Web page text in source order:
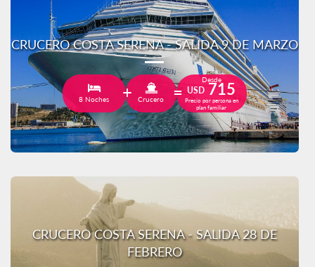
CRUCERO COSTA SERENA - SALIDA 9 DE MARZO
8 Noches Crucero
Desde
USD 715
Precio por persona en
plan familiar
CRUCERO COSTA SERENA - SALIDA 28 DE
FEBRERO